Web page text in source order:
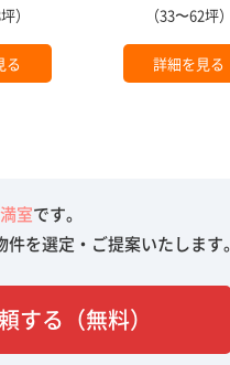
）
る
（33〜62坪
詳細を見る
満室です。
を選定・ご提案いたします
する（無料）